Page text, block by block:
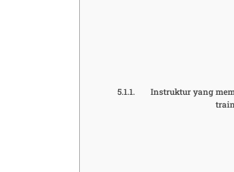
Instruktur yang